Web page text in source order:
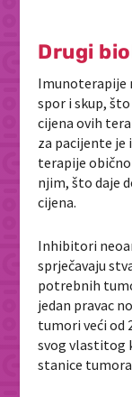
Drugi
Imunoterapije
spor i skup,
cijena ovih
za pacijente je
terapije
njim, što daje
cijena.
Inhibitori
sprječavaju
potrebnih
jedan pravac
tumori veći od
svog vlastitog
stanice